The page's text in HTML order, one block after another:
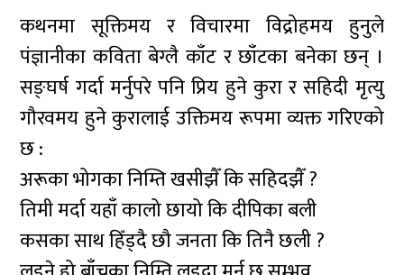
कथनमा सूक्तिमय र विचारमा विद्रोहमय हुनुले
पंज्ञानीका कविता बेग्लै काँट र छाँटका बनेका छन् ।
सङ्घर्ष गर्दा मर्नुपरे पनि प्रिय हुने कुरा र सहिदी मृत्यु
गौरवमय हुने कुरालाई उक्तिमय रूपमा व्यक्त गरिएको
छ :
अरूका भोगका निम्ति खसीझैँ कि सहिदझैँ ?
तिमी मर्दा यहाँ कालो छायो कि दीपिका बली
कसका साथ हिँड्दै छौ जनता कि तिनै छली ?